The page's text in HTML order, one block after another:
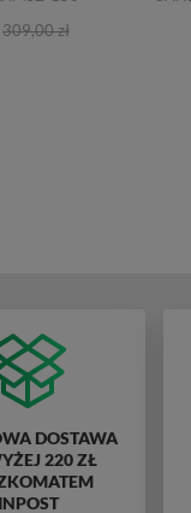
309,00 zł
DOSTAWA
220 ZŁ
INPOST